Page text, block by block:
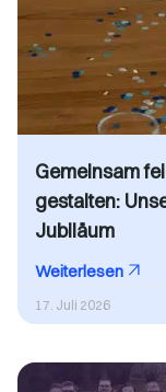
Gemeinsam
gestalten:
Jubiläum
Weiterlesen
17. Juli 2026